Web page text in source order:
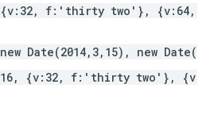
f:'thirty two'}, {v:64,
Date(2014,3,15), new
{v:32, f:'thirty two'},